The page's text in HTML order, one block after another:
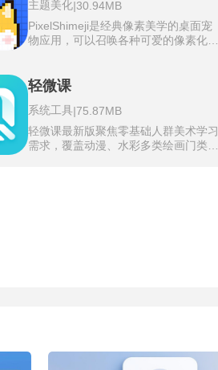
备上享受专业级绘画，并通过共享功能
快速分享作品。
动生成高清视频，支持倍速播放与一键
分享至创作社区。高级调整图层，非破
坏性编辑色彩、亮度、对比度，可随时
调整与自定义尺寸导出，适配短动画创
作。
主题美化|30.94MB
PixelShimeji是经典像素美学的桌面宠
物应用，可以召唤各种可爱的像素化角
的活跃角色。跳舞、跑步、做表情，甚
至互相玩耍，带来多样化的宠物体验。
PixelShimeji桌面宠物支持高度的定制
化和互动性，根据自己的喜好选择宠物
类型，并通过简单的手势操作与宠物进
行互动，如摸头、戳脸、聊天等，宠物
轻微课
系统工具|75.87MB
轻微课最新版聚焦零基础人群美术学习
需求，覆盖动漫、水彩多类绘画门类，